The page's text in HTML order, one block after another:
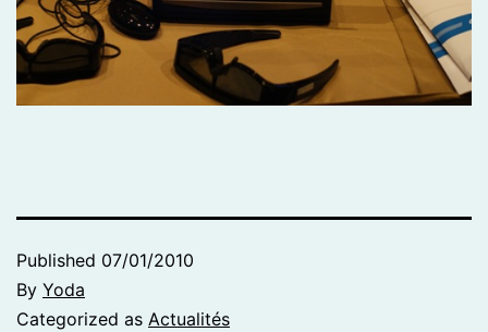
Published 07/01/2010
By Yoda
Categorized as Actualités